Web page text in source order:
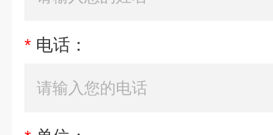
* 电话：